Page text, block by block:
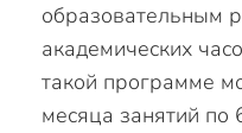
образовательным
академических
такой программе
месяца занятий по